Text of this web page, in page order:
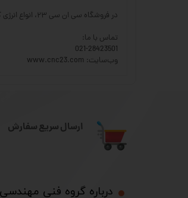
در فروشگاه سی ان سی ۲۳، انواع انرژی گاید با برندهای معتبر و ارسال سریع به سراسر کشور موجود است.
تماس با ما:
021-28423501
وب‌سایت: www.cnc23.com
ارسال سریع سفارش
درباره گروه فنی